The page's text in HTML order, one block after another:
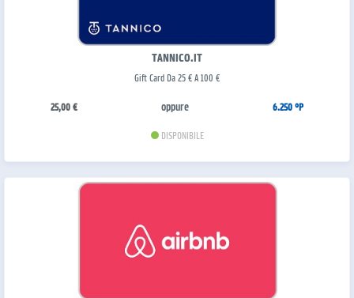
TANNICO.IT
Gift Card Da 25 € A 100 €
25,00 € oppure 6.250 °P
DISPONIBILE